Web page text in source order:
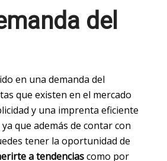
del
en una demanda del
que existen en el mercado
y una imprenta eficiente
que además de contar con
tener la oportunidad de
a tendenciascomo por